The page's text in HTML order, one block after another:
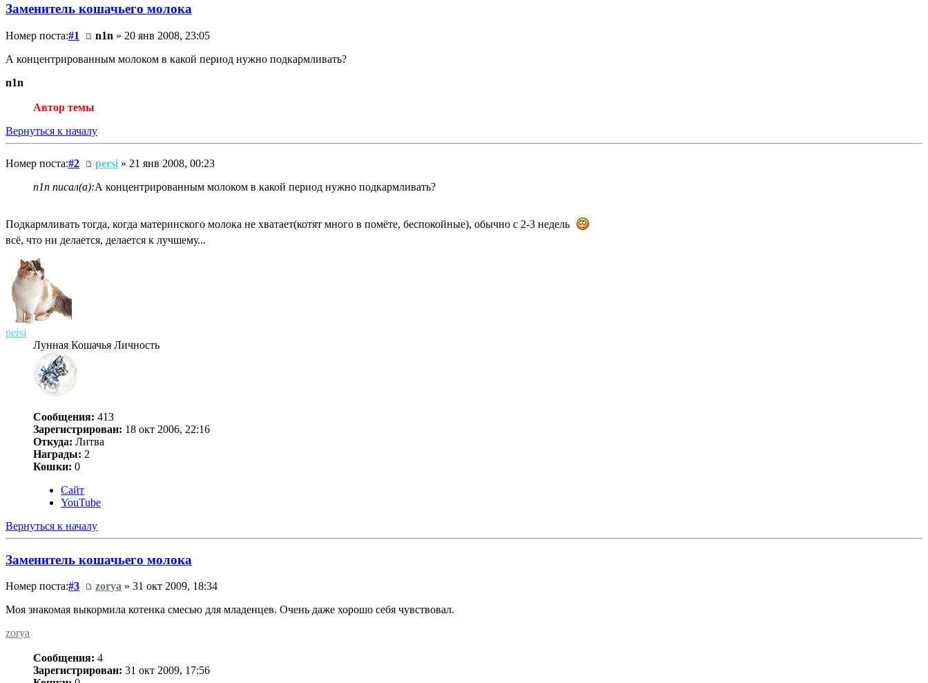
Заменитель кошачьего молока
Номер поста:#1 n1n » 20 янв 2008, 23:05
А концентрированным молоком в какой период нужно подкармливать?
n1n
Автор темы
Вернуться к началу
Номер поста:#2 persi » 21 янв 2008, 00:23
n1n писал(а):А концентрированным молоком в какой период нужно подкармливать?
Подкармливать тогда, когда материнского молока не хватает(котят много в помёте, беспокойные), обычно с 2-3 недель
всё, что ни делается, делается к лучшему...
persi
Лунная Кошачья Личность
Сообщения: 413
Зарегистрирован: 18 окт 2006, 22:16
Откуда: Литва
Награды: 2
Кошки: 0
Сайт
YouTube
Вернуться к началу
Заменитель кошачьего молока
Номер поста:#3 zorya » 31 окт 2009, 18:34
Моя знакомая выкормила котенка смесью для младенцев. Очень даже хорошо себя чувствовал.
zorya
Сообщения: 4
Зарегистрирован: 31 окт 2009, 17:56